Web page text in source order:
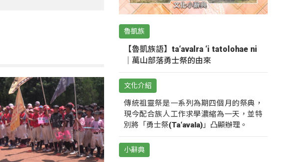
魯凱族
【魯凱族語】ta‘avalra ‘i tatolohae ni
｜萬山部落勇士祭的由來
文化介紹
傳統祖靈祭是一系列為期四個月的祭典，
現今配合族人工作求學濃縮為一天，並特
別將「勇士祭(Ta‘avala)」凸顯辦理。
小辭典